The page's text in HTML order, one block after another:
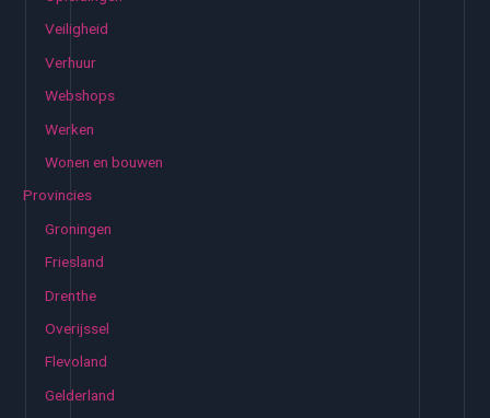
Veiligheid
Verhuur
Webshops
Werken
Wonen en bouwen
Provincies
Groningen
Friesland
Drenthe
Overijssel
Flevoland
Gelderland